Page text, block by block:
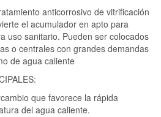
anticorrosivo de vitrificación
el acumulador en apto para
uso sanitario. Pueden ser colocados
o centrales con grandes demandas
de agua caliente
que favorece la rápida
del agua caliente.